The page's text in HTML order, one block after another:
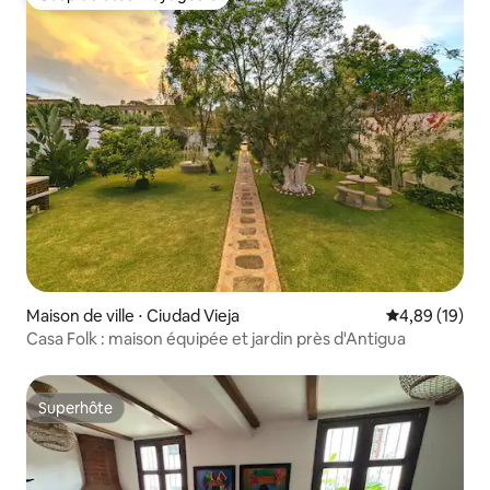
Maison de ville ⋅ Ciudad Vieja Évaluation
4,89 (19)
Casa Folk : maison équipée et jardin près d'Antigua
Superhôte
Superhôte